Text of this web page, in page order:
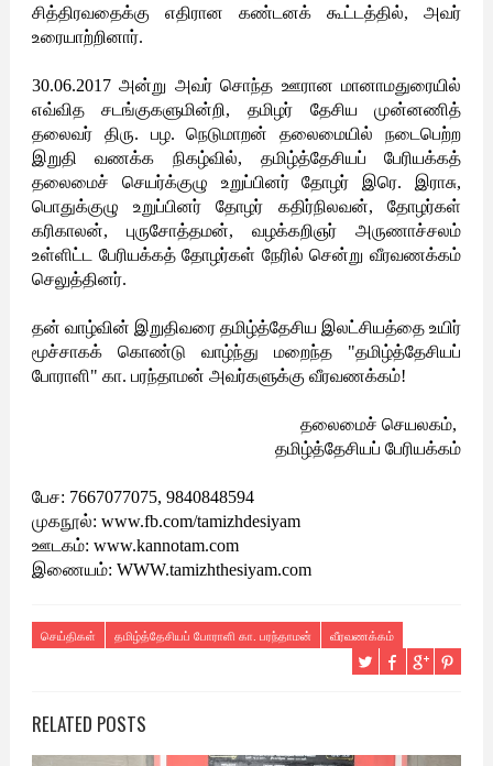
சித்திரவதைக்கு எதிரான கண்டனக் கூட்டத்தில், அவர்
உரையாற்றினார்.
30.06.2017 அன்று அவர் சொந்த ஊரான மானாமதுரையில்
எவ்வித சடங்குகளுமின்றி, தமிழர் தேசிய முன்னணித்
தலைவர் திரு. பழ. நெடுமாறன் தலைமையில் நடைபெற்ற
இறுதி வணக்க நிகழ்வில், தமிழ்த்தேசியப் பேரியக்கத்
தலைமைச் செயர்க்குழு உறுப்பினர் தோழர் இரெ. இராசு,
பொதுக்குழு உறுப்பினர் தோழர் கதிர்நிலவன், தோழர்கள்
கரிகாலன், புருசோத்தமன், வழக்கறிஞர் அருணாச்சலம்
உள்ளிட்ட பேரியக்கத் தோழர்க‍ள் நேரில் சென்று வீரவணக்கம்
செலுத்தினர்.
தன் வாழ்வின் இறுதிவரை தமிழ்த்தேசிய இலட்சியத்தை உயிர்
மூச்சாகக் கொண்டு வாழ்ந்து மறைந்த "தமிழ்த்தேசியப்
போராளி" கா. பரந்தாமன் அவர்களுக்கு வீரவணக்கம்!
தலைமைச் செயலகம்,
தமிழ்த்தேசியப் பேரியக்கம்
பேச: 7667077075, 9840848594
முகநூல்: www.fb.com/tamizhdesiyam
ஊடகம்: www.kannotam.com
இணையம்: WWW.tamizhthesiyam.com
செய்திகள் தமிழ்த்தேசியப் போராளி கா. பரந்தாமன் வீரவணக்கம்
RELATED POSTS